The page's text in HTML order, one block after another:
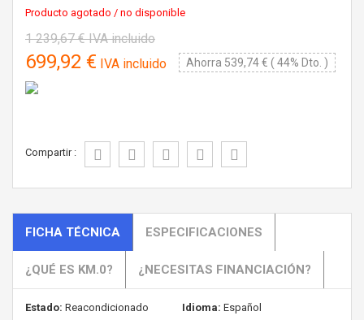
Producto agotado / no disponible
1 239,67 €IVA incluido
699,92 € IVA incluido Ahorra 539,74 € ( 44% Dto. )
Compartir :
FICHA TÉCNICA ESPECIFICACIONES
¿QUÉ ES KM.0? ¿NECESITAS FINANCIACIÓN?
Estado: Reacondicionado Idioma: Español